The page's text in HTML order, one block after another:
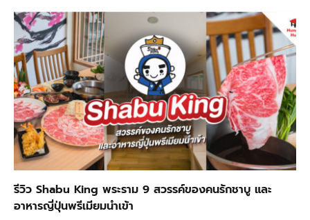
รีวิว Shabu King พระราม 9 สวรรค์ของคนรักชาบู และ
อาหารญี่ปุ่นพรีเมียมนำเข้า